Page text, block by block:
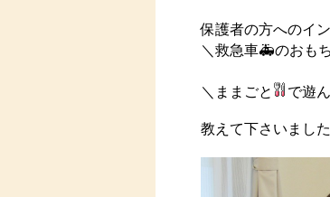
保護者の方へのイ
＼救急車🚑のおも
＼ままごと で遊
教えて下さいました